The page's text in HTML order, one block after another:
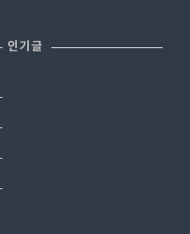
보고 위에서도 내려보고 갬성 쩔은
인기글